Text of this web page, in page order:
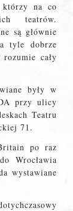
którzy na co
teatrów.
są głównie
tyle dobrze
cały
były w
przy ulicy
Teatru
71.
po raz
Wrocławia
wystawiane